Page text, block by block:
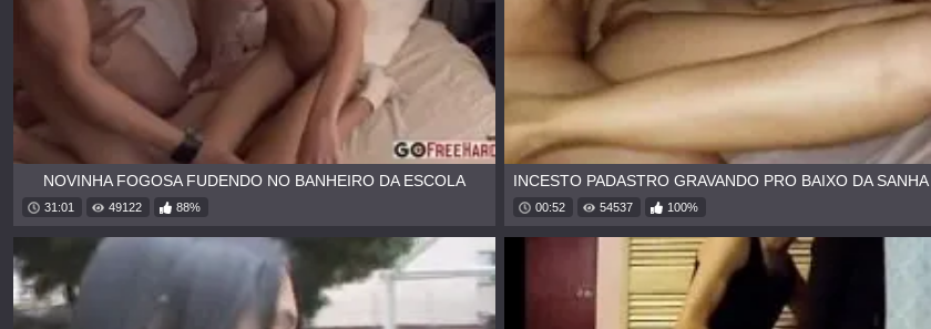
NOVINHA FOGOSA FUDENDO NO BANHEIRO DA ESCOLA
31:01 49122 88% 00:52 54537 100%